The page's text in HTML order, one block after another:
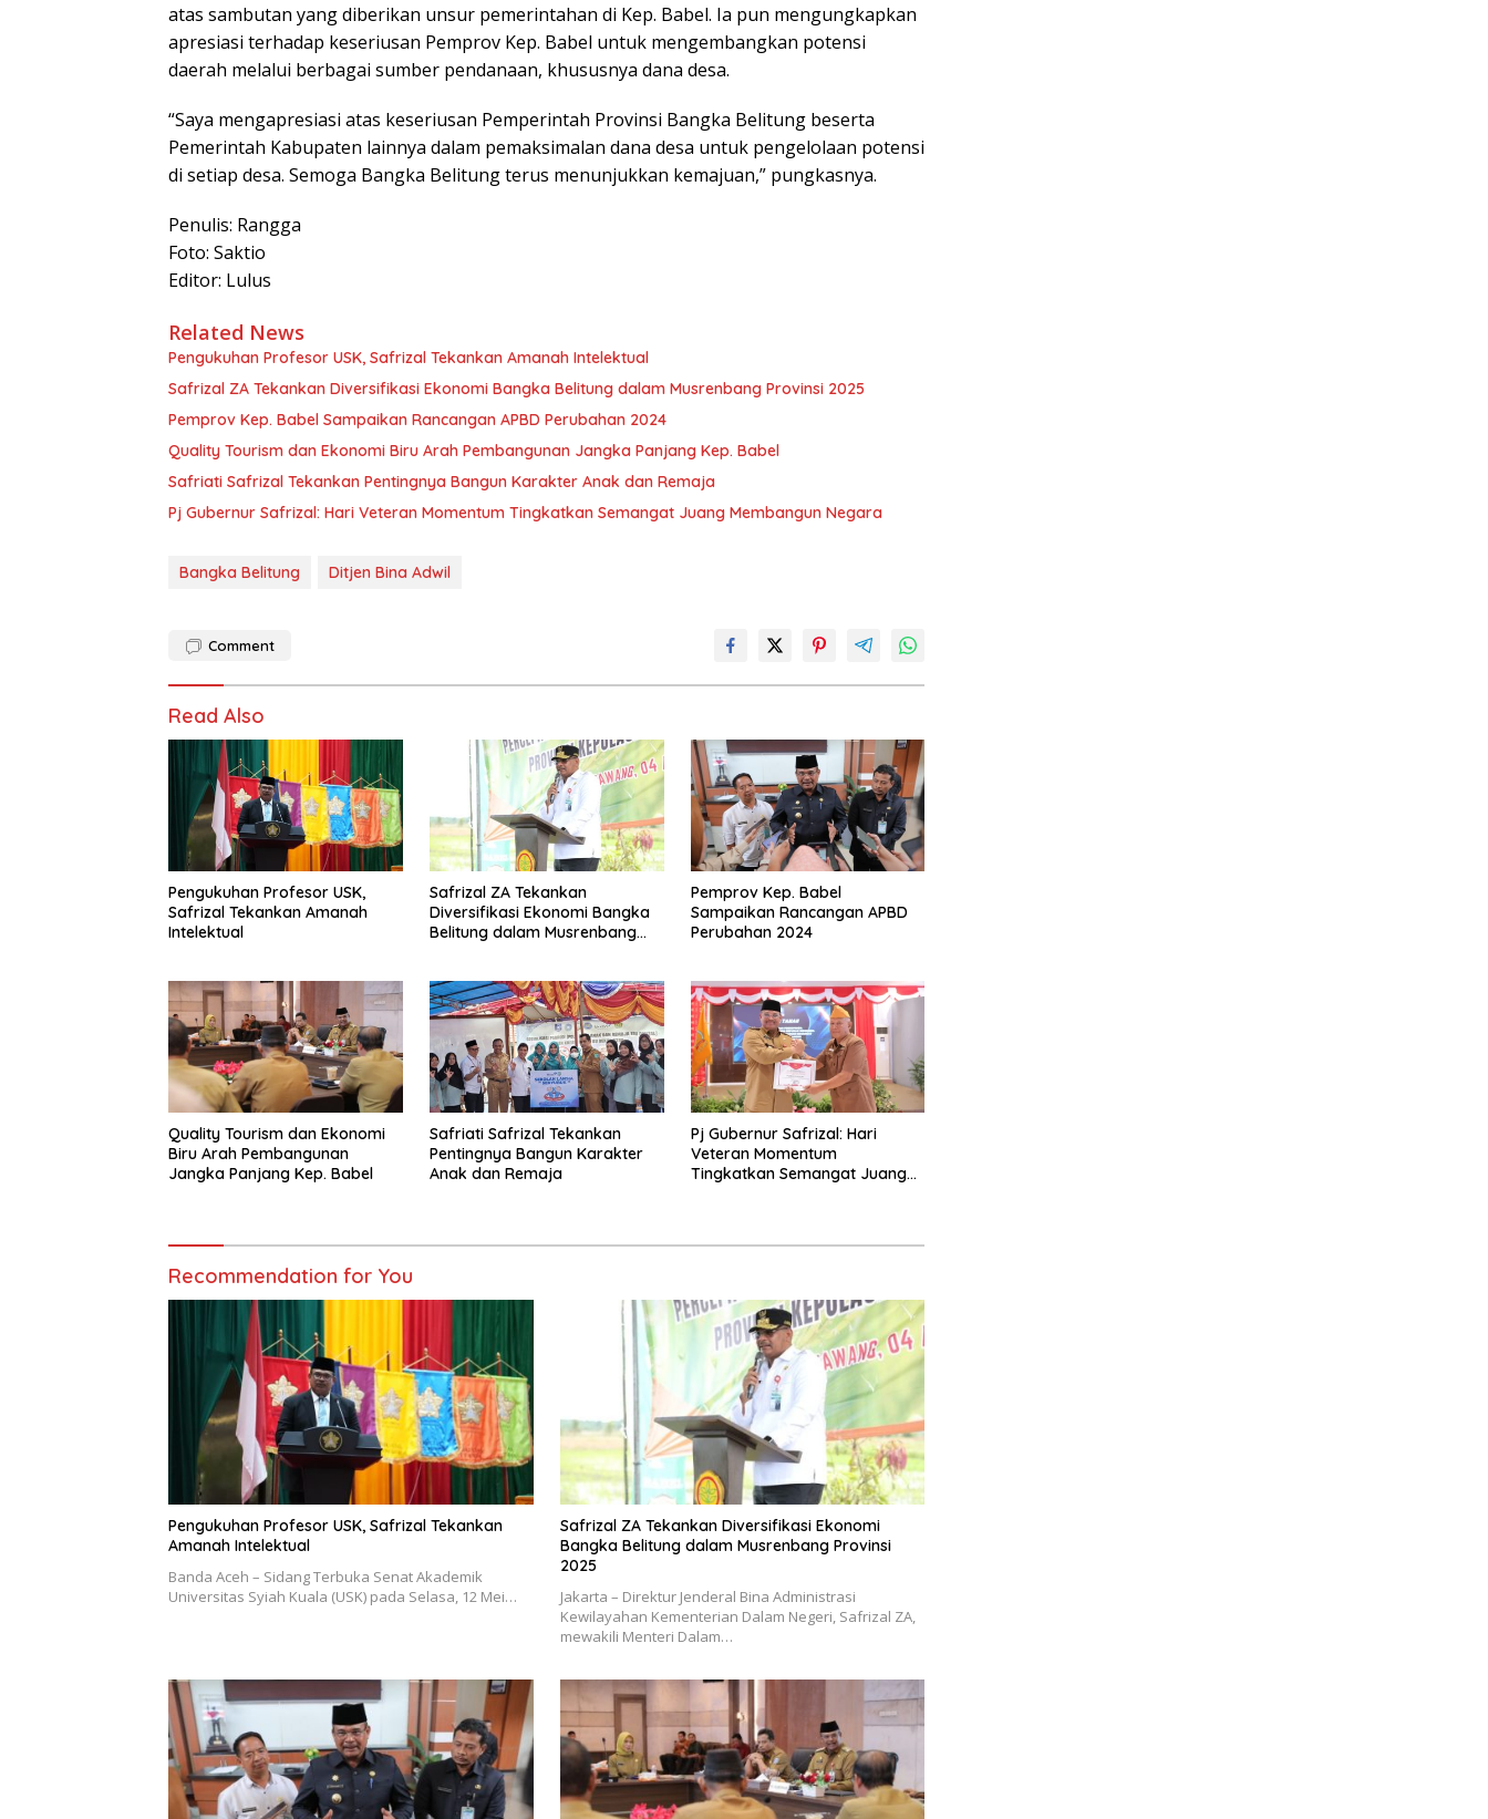
atas sambutan yang diberikan unsur pemerintahan di Kep. Babel. Ia pun mengungkapkan
apresiasi terhadap keseriusan Pemprov Kep. Babel untuk mengembangkan potensi
daerah melalui berbagai sumber pendanaan, khususnya dana desa.
“Saya mengapresiasi atas keseriusan Pemperintah Provinsi Bangka Belitung beserta
Pemerintah Kabupaten lainnya dalam pemaksimalan dana desa untuk pengelolaan potensi
di setiap desa. Semoga Bangka Belitung terus menunjukkan kemajuan,” pungkasnya.
Penulis: Rangga
Foto: Saktio
Editor: Lulus
Related News
Pengukuhan Profesor USK, Safrizal Tekankan Amanah Intelektual
Safrizal ZA Tekankan Diversifikasi Ekonomi Bangka Belitung dalam Musrenbang Provinsi 2025
Pemprov Kep. Babel Sampaikan Rancangan APBD Perubahan 2024
Quality Tourism dan Ekonomi Biru Arah Pembangunan Jangka Panjang Kep. Babel
Safriati Safrizal Tekankan Pentingnya Bangun Karakter Anak dan Remaja
Pj Gubernur Safrizal: Hari Veteran Momentum Tingkatkan Semangat Juang Membangun Negara
Bangka Belitung Ditjen Bina Adwil
Comment
Read Also
Pengukuhan Profesor USK,
Safrizal Tekankan Amanah
Intelektual
Safrizal ZA Tekankan
Diversifikasi Ekonomi Bangka
Belitung dalam Musrenbang
Pemprov Kep. Babel
Sampaikan Rancangan APBD
Perubahan 2024
Quality Tourism dan Ekonomi
Biru Arah Pembangunan
Jangka Panjang Kep. Babel
Safriati Safrizal Tekankan
Pentingnya Bangun Karakter
Anak dan Remaja
Pj Gubernur Safrizal: Hari
Veteran Momentum
Tingkatkan Semangat Juang
Recommendation for You
Pengukuhan Profesor USK, Safrizal Tekankan
Amanah Intelektual
Banda Aceh – Sidang Terbuka Senat Akademik
Universitas Syiah Kuala (USK) pada Selasa, 12 Mei…
Safrizal ZA Tekankan Diversifikasi Ekonomi
Bangka Belitung dalam Musrenbang Provinsi
2025
Jakarta – Direktur Jenderal Bina Administrasi
Kewilayahan Kementerian Dalam Negeri, Safrizal ZA,
mewakili Menteri Dalam…